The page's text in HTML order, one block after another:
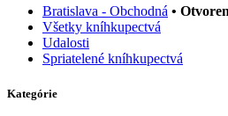
Bratislava - Obchodná •
Všetky kníhkupectvá
Udalosti
Spriatelené kníhkupectvá
Kategórie